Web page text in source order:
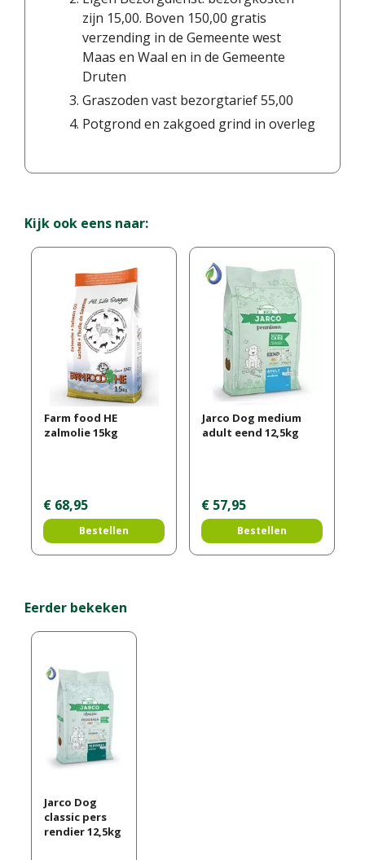
zijn 15,00. Boven 150,00 gratis
verzending in de Gemeente west
Maas en Waal en in de Gemeente
Druten
Graszoden vast bezorgtarief 55,00
Potgrond en zakgoed grind in overleg
Kijk ook eens naar:
Farm food HE
zalmolie 15kg
€ 68,95
Bestellen
Jarco Dog medium
adult eend 12,5kg
€ 57,95
Bestellen
Eerder bekeken
Jarco Dog
classic pers
rendier 12,5kg